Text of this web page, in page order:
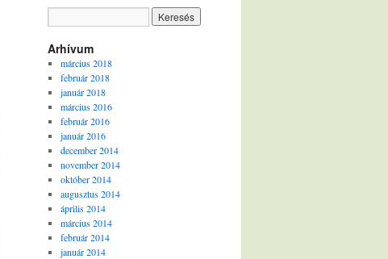
Arhívum
március 2018
február 2018
január 2018
március 2016
február 2016
január 2016
december 2014
november 2014
október 2014
augusztus 2014
április 2014
március 2014
február 2014
január 2014